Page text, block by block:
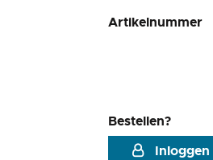
Artikelnummer
Bestellen?
Inloggen